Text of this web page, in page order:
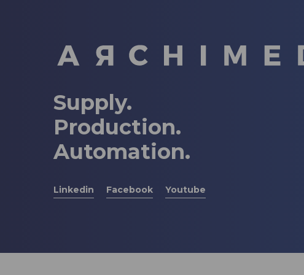
Supply.
Production.
Automation.
Linkedin Facebook Youtube